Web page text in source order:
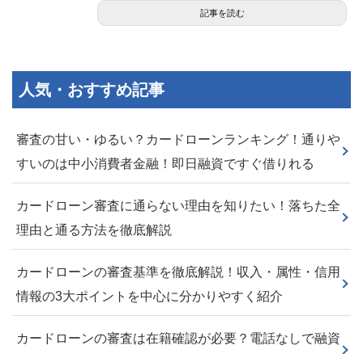
記事を読む
人気・おすすめ記事
審査の甘い・ゆるい？カードローンランキング！通りや
すいのは中小消費者金融！即日融資ですぐ借りれる
カードローン審査に通らない理由を知りたい！落ちた全
理由と通る方法を徹底解説
カードローンの審査基準を徹底解説！収入・属性・信用
情報の3大ポイントを中心に分かりやすく紹介
カードローンの審査は在籍確認が必要？電話なしで融資